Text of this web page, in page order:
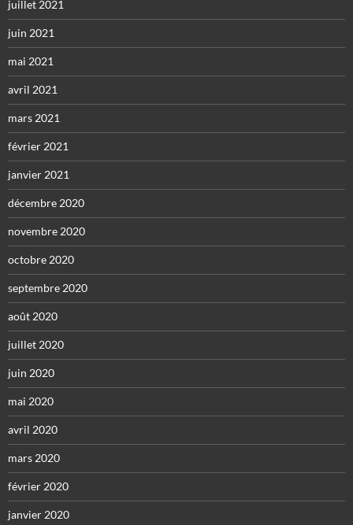
juillet 2021
juin 2021
mai 2021
avril 2021
mars 2021
février 2021
janvier 2021
décembre 2020
novembre 2020
octobre 2020
septembre 2020
août 2020
juillet 2020
juin 2020
mai 2020
avril 2020
mars 2020
février 2020
janvier 2020